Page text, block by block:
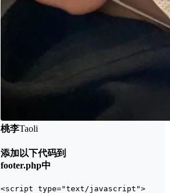
桃李Taoli
添加以下代码到
footer.php中